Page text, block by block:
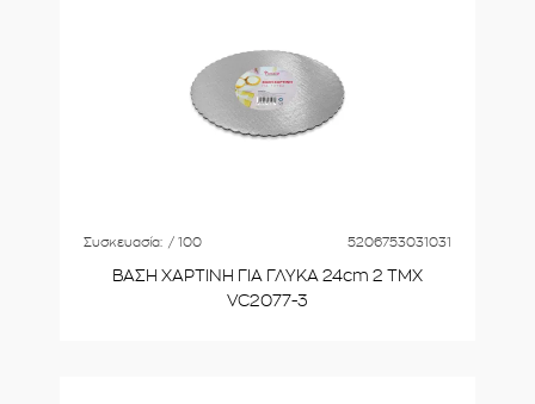
Συσκευασία: / 100 5206753031031
ΒΑΣΗ ΧΑΡΤΙΝΗ ΓΙΑ ΓΛΥΚΑ 24cm 2 ΤΜΧ
VC2077-3